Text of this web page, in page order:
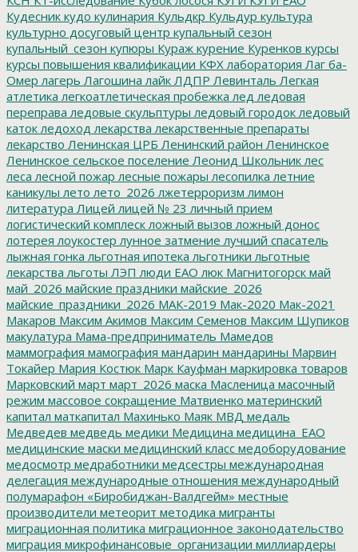
Кудесник кудо кулинария Кульдкр Кульдур культура
культурно досуговый центр купальный сезон
купальный_сезон купюры Кураж курение Куренков курсы
курсы повышения квалификации КФХ лаборатория Лаг ба-
Омер лагерь Лагошина лайк ЛДПР Левинталь Легкая
атлетика легкоатлетическая пробежка лед ледовая
переправа ледовые скульптуры ледовый городок ледовый
каток ледоход лекарства лекарственные препараты
лекарство Ленинская ЦРБ Ленинский район Ленинское
Ленинское сельское поселение Леонид Школьник лес
леса лесной пожар лесные пожары лесопилка летние
каникулы лето лето_2026 лжетерроризм лимон
литература Лицей лицей № 23 личный прием
логистический комплеск ложный вызов ложный донос
лотерея лоукостер лунное затмение лучший спасатель
лыжная гонка льготная ипотека льготники льготные
лекарства льготы ЛЭП люди ЕАО люк Магнитогорск май
май_2026 майские праздники майские_2026
майские_праздники_2026 МАК-2019 Мак-2020 Мак-2021
Макаров Максим Акимов Максим Семенов Максим Шупиков
макулатура Мама-предприниматель Мамедов
маммография мамография мандарин мандарины Марвин
Токайер Мария Костюк Марк Кауфман маркировка товаров
Марковский март март_2026 маска Масленица масочный
режим массовое сокращение Матвиенко материнский
капитал маткапитал Махинько Маяк МВД медаль
Медведев медведь медики Медицина медицина_ЕАО
медицинские маски медицинский класс медоборудование
медосмотр медработники медсестры международная
делегация международные отношения международный
полумарафон «Биробиджан-Валдгейм» местные
производители метеорит методика мигранты
миграционная политика миграционное законодательство
миграция микрофинансовые_организации миллиардеры